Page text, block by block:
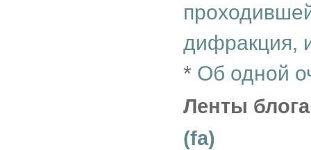
дифракция,
* Об одной
Ленты
(fa)